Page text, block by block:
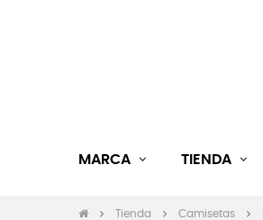
MARCA TIENDA
Tienda Camisetas